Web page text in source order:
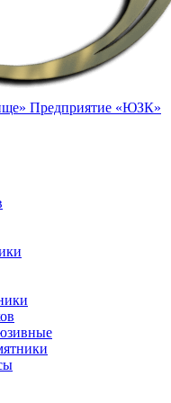
Предприятие «ЮЗК»